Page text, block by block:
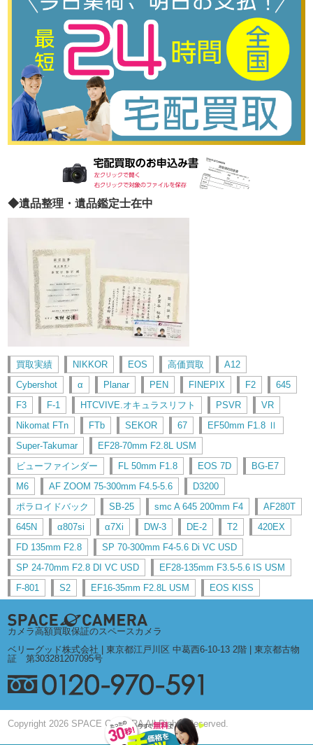
◆遺品整理・遺品鑑定士在中
買取実績 NIKKOR EOS 高価買取
A12
Cybershot
α Planar PEN FINEPIX F2
645
F3
F-1 HTCVIVE.オキュラスリフト PSVR
VR
Nikomat FTn
FTb SEKOR 67
EF50mm F1.8 Ⅱ
Super-Takumar
EF28-70mm F2.8L USM
ビューファインダー
FL 50mm F1.8 EOS 7D
BG-E7
M6
AF ZOOM 75-300mm F4.5-5.6
D3200
ポラロイドバック
SB-25 smc A 645 200mm F4
AF280T
645N
α807si α7Xi DW-3 DE-2 T2
420EX
FD 135mm F2.8
SP 70-300mm F4-5.6 Di VC USD
SP 24-70mm F2.8 DI VC USD
EF28-135mm F3.5-5.6 IS USM
F-801
S2 EF16-35mm F2.8L USM EOS KISS
カメラ高額買取保証のスペースカメラ
ベリーグッド株式会社 | 東京都江戸川区 中葛西6-10-13 2階 | 東京都古物
証 第303281207095号
Copyright 2026 SPACE CAMERA All Rights Reserved.